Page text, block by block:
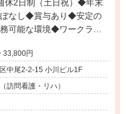
なし◆賞与あり◆安定の
可能な環境◆ワークライ
月給 280,000円 〜 33,800円
中尾2-2-15 小川ビル1F
訪問看護・リハ）